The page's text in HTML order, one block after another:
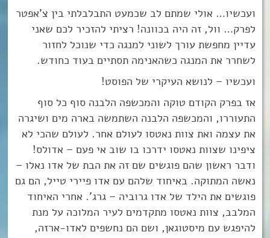
ועכשיו… אולי שמתם לב שכמעט התבלבלתי בין צ’אפטר
לפרק… וול, זה היה בכוונה! רציתי להזכיר לכם שאני
עדיין מחפשת עורך לשוני למנגה כדי שנוכל לחזור
לשחרר את המנגה כשהאנימה תסתיים בעוד כחודש.
ועכשיו – לנושא העיקרי של הפוסט!
אז בפרק הקודם טוקה והמכשפה הלבנה סוף כל סוף
התעוררו, והמכשפה הלבנה השתמשה בארה מים ושיגרה
את עצמה ואת צוות נאטסו לעולם אחר. לעולם שהכי לא
ציפינו שצוות נאטסו ידרכו בו שוב אי פעם – אדולס!
ודבר ראשון שהם פוגשים שם זה את הבת של אדו נאלו –
נאשה המתוקה. באיחוד שלהם עם אדו פיירי טייל, הם גם
פוגשים את הילד של אדו גרוביה – גרג’. אחרי האיחוד
המלבב, צוות נאטסו מתקדמים לעיר המלוכה על מנת
להיפגש עם מיסטוגאן, ושם הם נחשפים לאדו-ארזה,